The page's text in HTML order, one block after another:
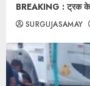
BREAKING : ट्रक के
SURGUJASAMAY